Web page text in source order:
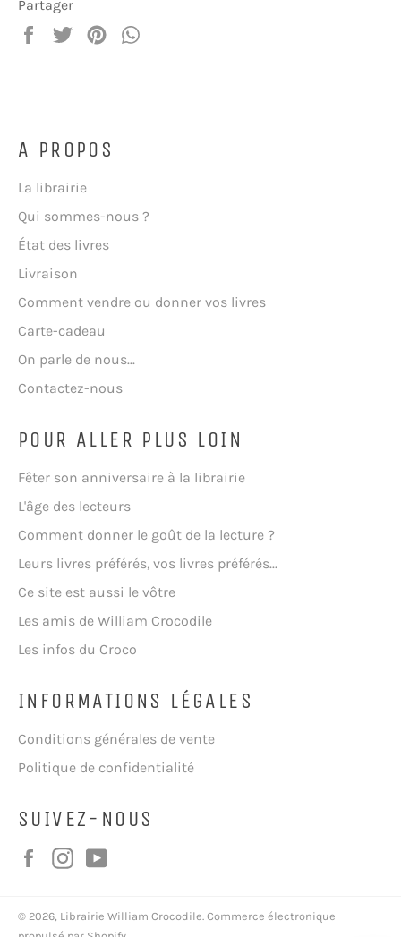
Partager
PartagerTweeterÉpingler
A PROPOS
La librairie
Qui sommes-nous ?
État des livres
Livraison
Comment vendre ou donner vos livres
Carte-cadeau
On parle de nous...
Contactez-nous
POUR ALLER PLUS LOIN
Fêter son anniversaire à la librairie
L'âge des lecteurs
Comment donner le goût de la lecture ?
Leurs livres préférés, vos livres préférés...
Ce site est aussi le vôtre
Les amis de William Crocodile
Les infos du Croco
INFORMATIONS LÉGALES
Conditions générales de vente
Politique de confidentialité
SUIVEZ-NOUS
FacebookInstagram
© 2026, Librairie William Crocodile. Commerce électronique